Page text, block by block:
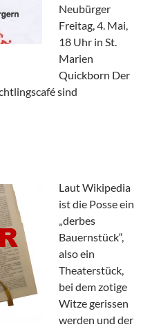
Neubürger
Freitag, 4. Mai,
18 Uhr in St.
Marien
Quickborn Der
sind
Laut Wikipedia
ist die Posse ein
„derbes
Bauernstück“,
also ein
Theaterstück,
bei dem zotige
Witze gerissen
werden und der